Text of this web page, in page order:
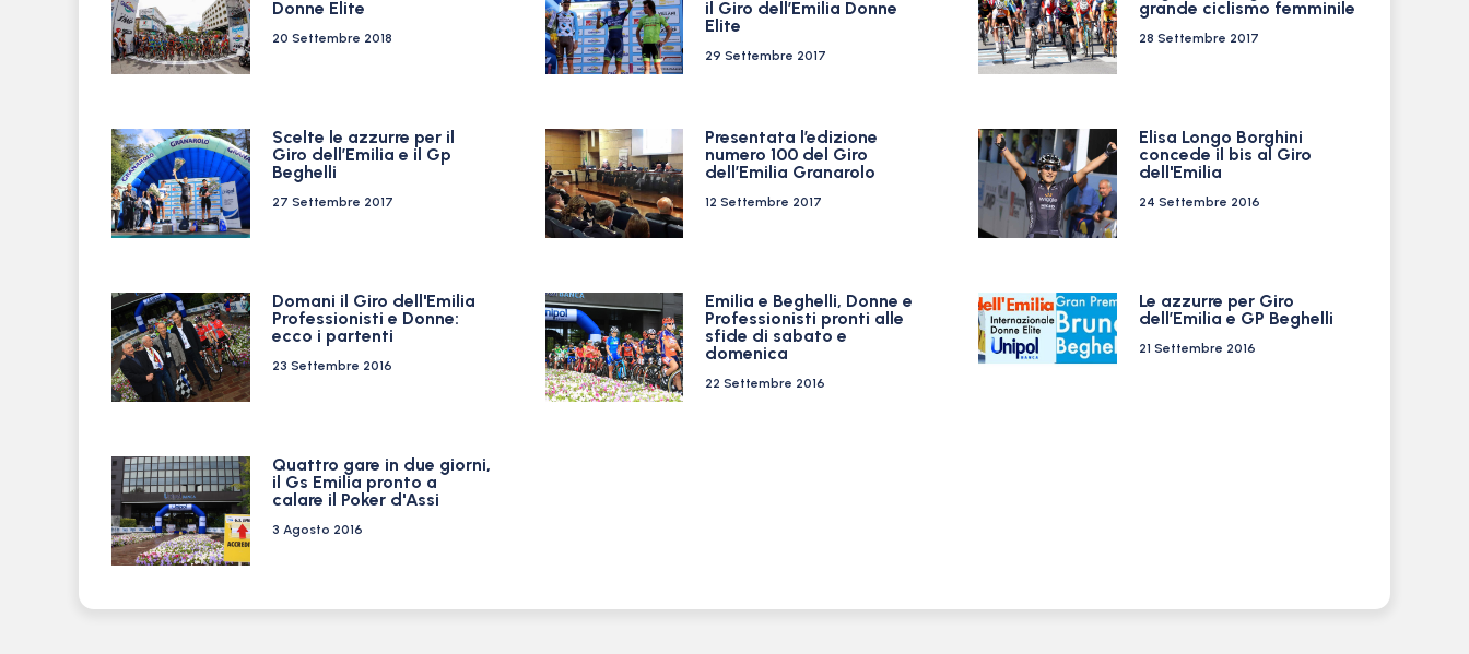
Donne Elite
20 Settembre 2018
il Giro dell’Emilia Donne
Elite
29 Settembre 2017
grande ciclismo femminile
28 Settembre 2017
Scelte le azzurre per il
Giro dell’Emilia e il Gp
Beghelli
27 Settembre 2017
Presentata l’edizione
numero 100 del Giro
dell’Emilia Granarolo
12 Settembre 2017
Elisa Longo Borghini
concede il bis al Giro
dell'Emilia
24 Settembre 2016
Domani il Giro dell'Emilia
Professionisti e Donne:
ecco i partenti
23 Settembre 2016
Emilia e Beghelli, Donne e
Professionisti pronti alle
sfide di sabato e
domenica
22 Settembre 2016
Le azzurre per Giro
dell’Emilia e GP Beghelli
21 Settembre 2016
Quattro gare in due giorni,
il Gs Emilia pronto a
calare il Poker d'Assi
3 Agosto 2016